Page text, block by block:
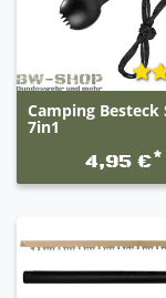
Camping Besteck
7in1
4,95 €*